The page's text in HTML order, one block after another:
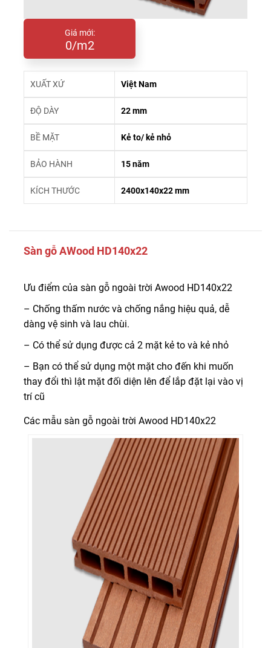
Giá mới:
0/m2
XUẤT XỨ Việt Nam
ĐỘ DÀY 22 mm
BỀ MẶT Kẻ to/ kẻ nhỏ
BẢO HÀNH 15 năm
KÍCH THƯỚC 2400x140x22 mm
Sàn gỗ AWood HD140x22
Ưu điểm của sàn gỗ ngoài trời Awood HD140x22
– Chống thấm nước và chống nắng hiệu quả, dễ
dàng vệ sinh và lau chùi.
– Có thể sử dụng được cả 2 mặt kẻ to và kẻ nhỏ
– Bạn có thể sử dụng một mặt cho đến khi muốn
thay đổi thì lật mặt đối diện lên để lắp đặt lại vào vị
trí cũ
Các mẫu sàn gỗ ngoài trời Awood HD140x22